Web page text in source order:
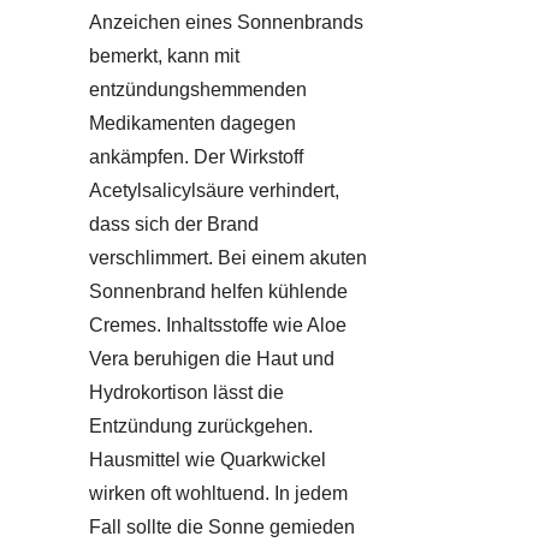
Anzeichen eines Sonnenbrands
bemerkt, kann mit
entzündungshemmenden
Medikamenten dagegen
ankämpfen. Der Wirkstoff
Acetylsalicylsäure verhindert,
dass sich der Brand
verschlimmert. Bei einem akuten
Sonnenbrand helfen kühlende
Cremes. Inhaltsstoffe wie Aloe
Vera beruhigen die Haut und
Hydrokortison lässt die
Entzündung zurückgehen.
Hausmittel wie Quarkwickel
wirken oft wohltuend. In jedem
Fall sollte die Sonne gemieden